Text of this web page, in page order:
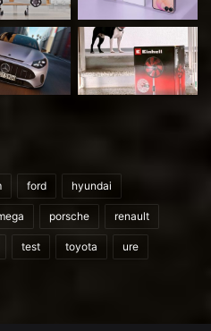
ford hyundai
porsche renault
test toyota ure